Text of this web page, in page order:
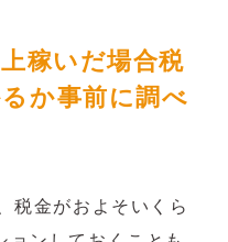
稼いだ場合税
か事前に調べ
税金がおよそいくら